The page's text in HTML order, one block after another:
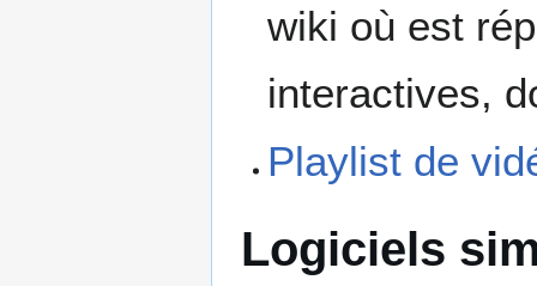
wiki où est
interactives,
Playlist de
Logiciels